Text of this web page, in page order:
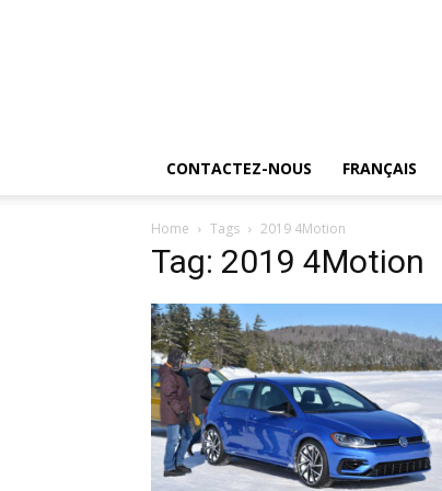
CONTACTEZ-NOUS FRANÇAIS
Home Tags 2019 4Motion
Tag: 2019 4Motion